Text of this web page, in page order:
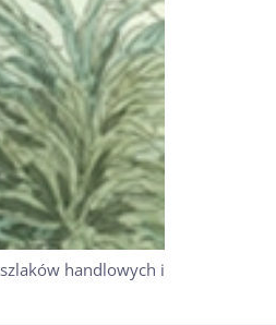
handlowych i